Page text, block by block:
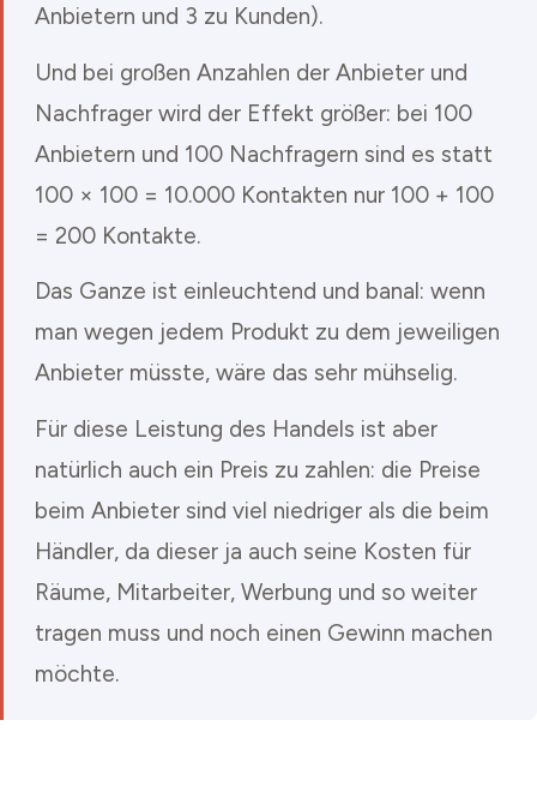
Anbietern und 3 zu Kunden).
Und bei großen Anzahlen der Anbieter und
Nachfrager wird der Effekt größer: bei 100
Anbietern und 100 Nachfragern sind es statt
100 × 100 = 10.000 Kontakten nur 100 + 100
= 200 Kontakte.
Das Ganze ist einleuchtend und banal: wenn
man wegen jedem Produkt zu dem jeweiligen
Anbieter müsste, wäre das sehr mühselig.
Für diese Leistung des Handels ist aber
natürlich auch ein Preis zu zahlen: die Preise
beim Anbieter sind viel niedriger als die beim
Händler, da dieser ja auch seine Kosten für
Räume, Mitarbeiter, Werbung und so weiter
tragen muss und noch einen Gewinn machen
möchte.